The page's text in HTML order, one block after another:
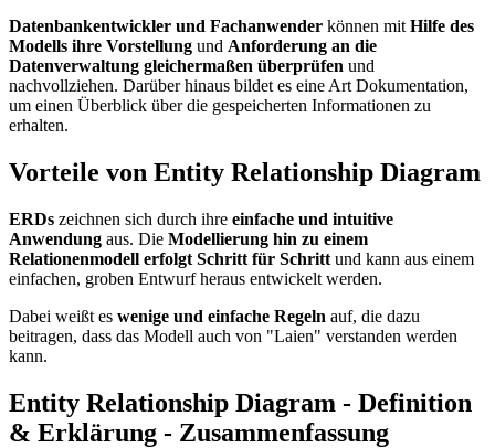
Datenbankentwickler und Fachanwender können mit Hilfe des
Modells ihre Vorstellung und Anforderung an die
Datenverwaltung gleichermaßen überprüfen und
nachvollziehen. Darüber hinaus bildet es eine Art Dokumentation,
um einen Überblick über die gespeicherten Informationen zu
erhalten.
Vorteile von Entity Relationship Diagram
ERDs zeichnen sich durch ihre einfache und intuitive
Anwendung aus. Die Modellierung hin zu einem
Relationenmodell erfolgt Schritt für Schritt und kann aus einem
einfachen, groben Entwurf heraus entwickelt werden.
Dabei weißt es wenige und einfache Regeln auf, die dazu
beitragen, dass das Modell auch von "Laien" verstanden werden
kann.
Entity Relationship Diagram - Definition
& Erklärung - Zusammenfassung